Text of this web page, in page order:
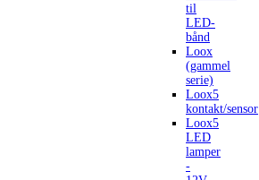
til
LED-
bånd
Loox
(gammel
serie)
Loox5
kontakt/sensor
Loox5
LED
lamper
-